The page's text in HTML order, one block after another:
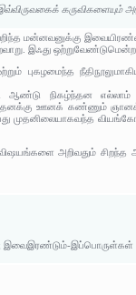
இவ்விருவகைக்
மன்னவனுக்கு
இஃது
புகழமைந்த
நிகழ்ந்தன எல்லாம்
ஊனக் கண்ணும்
முதனிலையாகவந்த
அறிவதும்
இவைஇரண்டும்-